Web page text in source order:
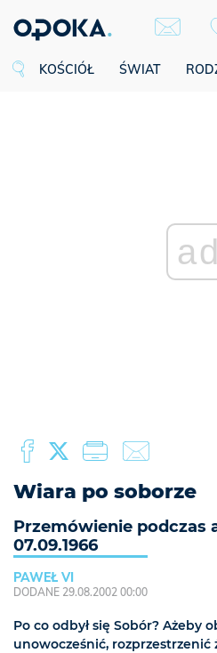
KOŚCIÓŁ ŚWIAT
ad
Wiara po soborze
Przemówienie podczas
07.09.1966
PAWEŁ VI
DODANE 29.08.2002 00:00
Po co odbył się Sobór? Ażeby
unowocześnić, rozprzestrzenić